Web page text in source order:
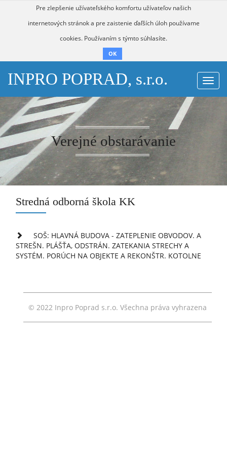
Pre zlepšenie užívateľského komfortu užívateľov našich
internetových stránok a pre zaistenie ďaľších úloh používame
cookies. Používaním s týmto súhlasíte.
OK
INPRO POPRAD, s.r.o.
Verejné obstarávanie
Stredná odborná škola KK
SOŠ: HLAVNÁ BUDOVA - ZATEPLENIE OBVODOV. A
STREŠN. PLÁŠŤA, ODSTRÁN. ZATEKANIA STRECHY A
SYSTÉM. PORÚCH NA OBJEKTE A REKONŠTR. KOTOLNE
© 2022 Inpro Poprad s.r.o. Všechna práva vyhrazena